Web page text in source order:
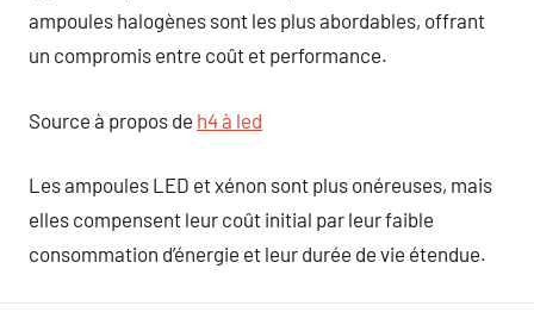
ampoules halogènes sont les plus abordables, offrant
un compromis entre coût et performance.
Source à propos de h4 à led
Les ampoules LED et xénon sont plus onéreuses, mais
elles compensent leur coût initial par leur faible
consommation d’énergie et leur durée de vie étendue.